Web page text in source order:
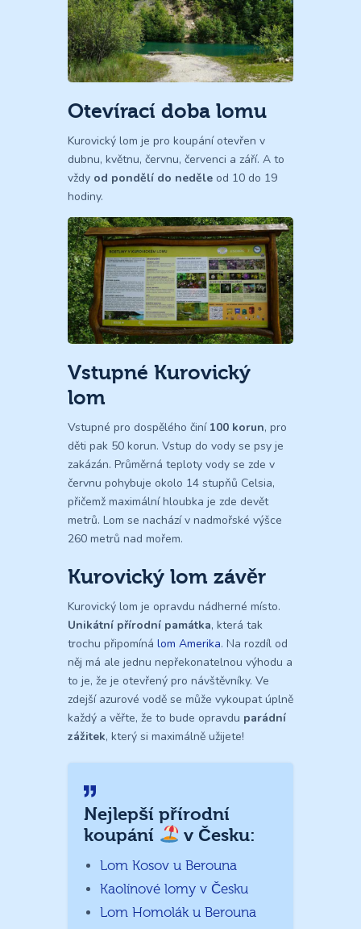
Otevírací doba lomu
Kurovický lom je pro koupání otevřen v
dubnu, květnu, červnu, červenci a září. A to
vždy od pondělí do neděle od 10 do 19
hodiny.
Vstupné Kurovický
lom
Vstupné pro dospělého činí 100 korun, pro
děti pak 50 korun. Vstup do vody se psy je
zakázán. Průměrná teploty vody se zde v
červnu pohybuje okolo 14 stupňů Celsia,
přičemž maximální hloubka je zde devět
metrů. Lom se nachází v nadmořské výšce
260 metrů nad mořem.
Kurovický lom závěr
Kurovický lom je opravdu nádherné místo.
Unikátní přírodní památka, která tak
trochu připomíná lom Amerika. Na rozdíl od
něj má ale jednu nepřekonatelnou výhodu a
to je, že je otevřený pro návštěvníky. Ve
zdejší azurové vodě se může vykoupat úplně
každý a věřte, že to bude opravdu parádní
zážitek, který si maximálně užijete!
Nejlepší přírodní
koupání
v Česku:
Lom Kosov u Berouna
Kaolínové lomy v Česku
Lom Homolák u Berouna